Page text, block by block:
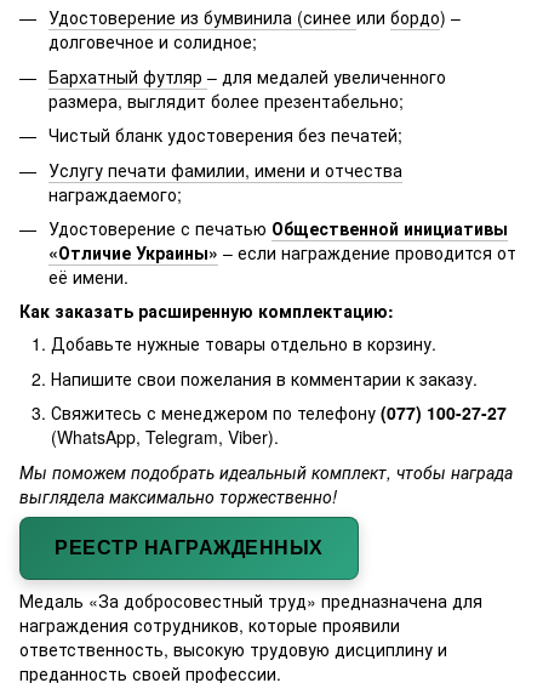
Удостоверение из бумвинила (синее или бордо) –
долговечное и солидное;
Бархатный футляр – для медалей увеличенного
размера, выглядит более презентабельно;
Чистый бланк удостоверения без печатей;
Услугу печати фамилии, имени и отчества
награждаемого;
Удостоверение с печатью Общественной инициативы
«Отличие Украины» – если награждение проводится от
её имени.
Как заказать расширенную комплектацию:
Добавьте нужные товары отдельно в корзину.
Напишите свои пожелания в комментарии к заказу.
Свяжитесь с менеджером по телефону (077) 100-27-27
(WhatsApp, Telegram, Viber).
Мы поможем подобрать идеальный комплект, чтобы награда
выглядела максимально торжественно!
РЕЕСТР НАГРАЖДЕННЫХ
Медаль «За добросовестный труд» предназначена для
награждения сотрудников, которые проявили
ответственность, высокую трудовую дисциплину и
преданность своей профессии.